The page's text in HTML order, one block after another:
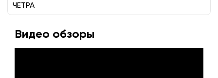
ЧЕТРА
Видео обзоры